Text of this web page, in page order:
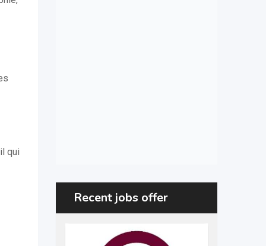
qui
Recent jobs offer